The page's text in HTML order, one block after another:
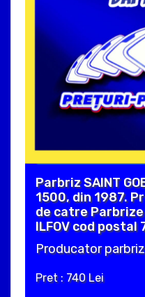
Parbriz SAINT
1500, din 1987.
de catre Parbrize
ILFOV cod postal
Producator parbriz
Pret : 740 Lei